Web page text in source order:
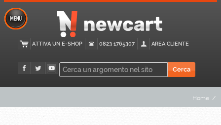
ATTIVA UN E-SHOP 0823 1765307 AREA CLIENTE
Home /